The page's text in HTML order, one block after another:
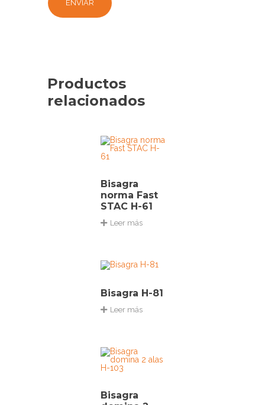
Productos
relacionados
Bisagra
norma Fast
STAC H-61
Leer más
Bisagra H-81
Leer más
Bisagra